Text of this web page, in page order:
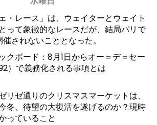
・レース」は、ウェイターとウェイト
って象徴的なレースだが、結局パリで
されないこととなった。
クボード：8月1日からオー＝デ＝セー
）で義務化される事項とは
リゼ通りのクリスマスマーケットは、
冬、待望の大復活を遂げるのか？現時
っていること